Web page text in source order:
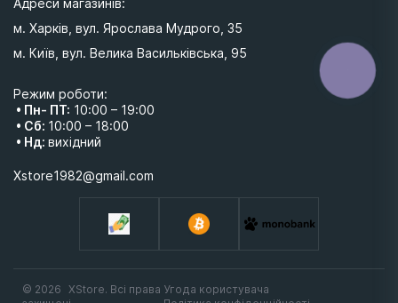
Адреси магазинів:
м. Харків, вул. Ярослава Мудрого, 35
м. Київ, вул. Велика Васильківська, 95
Режим роботи:
• Пн- ПТ: 10:00 – 19:00
• Сб: 10:00 – 18:00
• Нд: вихідний
Xstore1982@gmail.com
Угода користувача
© 2026 XStore. Всі права